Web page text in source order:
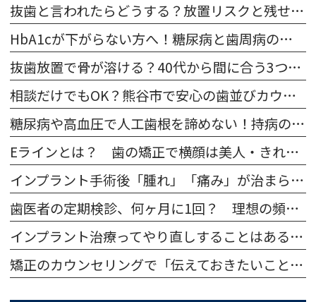
抜歯と言われたらどうする？放置リスクと残せる可能性・治療法を解説
HbA1cが下がらない方へ！糖尿病と歯周病の相互影響と治療法
抜歯放置で骨が溶ける？40代から間に合う3つの治療法を比較
相談だけでもOK？熊谷市で安心の歯並びカウンセリングと医院選び
糖尿病や高血圧で人工歯根を諦めない！持病の不安とリスクを徹底解説
Eラインとは？ 歯の矯正で横顔は美人・きれいに変わる？
インプラント手術後「腫れ」「痛み」が治まらない… 症状はいつまで続く？
歯医者の定期検診、何ヶ月に1回？ 理想の頻度ってあるの？
インプラント治療ってやり直しすることはあるの？ 再手術になる症例や費用について
矯正のカウンセリングで「伝えておきたいこと」「聞くこと」って、何？ 何件回る・時間など 矯正相談だけ受けてもOK？